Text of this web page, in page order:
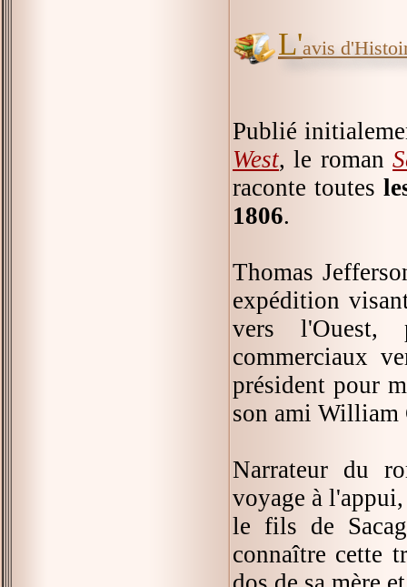
L'avis
Publié
West, le roman
raconte toutes
1806.
Thomas
expédition
vers l'Ouest,
commerciaux
président pour
son ami William
Narrateur du
voyage à
le fils de
connaître cette